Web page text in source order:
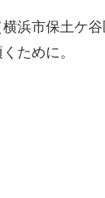
浜市保土ケ
ために。